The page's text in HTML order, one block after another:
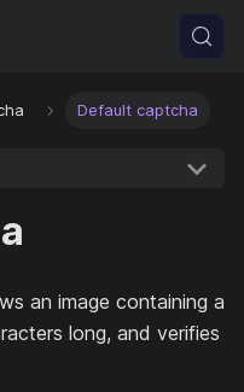
Default captcha
an image containing a
long, and verifies